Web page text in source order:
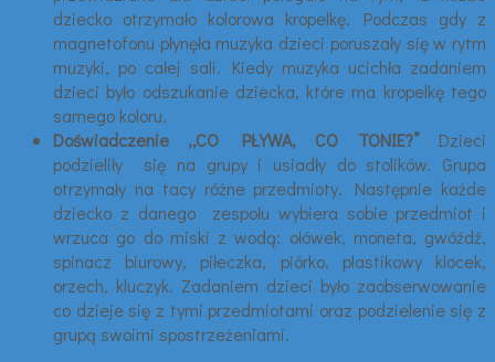
dziecko otrzymało kolorowa kropelkę. Podczas gdy z
magnetofonu płynęła muzyka dzieci poruszały się w rytm
muzyki, po całej sali. Kiedy muzyka ucichła zadaniem
dzieci było odszukanie dziecka, które ma kropelkę tego
samego koloru.
Doświadczenie ,,CO PŁYWA, CO TONIE?” Dzieci
podzieliły się na grupy i usiadły do stolików. Grupa
otrzymały na tacy różne przedmioty. Następnie każde
dziecko z danego zespołu wybiera sobie przedmiot i
wrzuca go do miski z wodą: ołówek, moneta, gwóźdź,
spinacz biurowy, piłeczka, piórko, plastikowy klocek,
orzech, kluczyk. Zadaniem dzieci było zaobserwowanie
co dzieje się z tymi przedmiotami oraz podzielenie się z
grupą swoimi spostrzeżeniami.